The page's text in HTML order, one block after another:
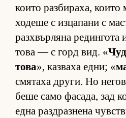
ко­ито раз­би­ра­ха, ко­ито
хо­деше с из­ца­пани с
раз­х­вър­ляна ре­дин­гота
това — с горд вид. «
това», каз­ваха ед­ни; «
смя­таха дру­ги. Но
беше само фа­са­да, зад
една раз­д­раз­нена